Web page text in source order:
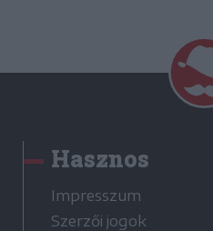
Hasznos
Impresszum
Szerzői jogok